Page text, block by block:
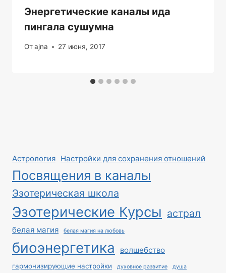
Энергетические каналы ида
пингала сушумна
Отajna 27 июня, 2017
Астрология Настройки для сохранения отношений
Посвящения в каналы
Эзотерическая школа
Эзотерические Курсы астрал
белая магия белая магия на любовь
биоэнергетика волшебство
гармонизирующие настройки духовное развитие душа